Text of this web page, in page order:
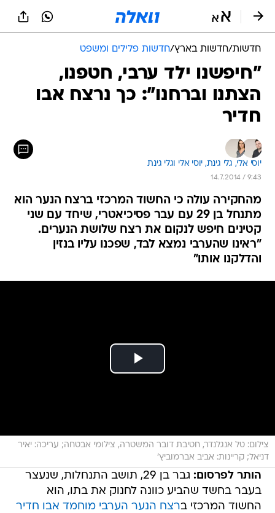
חדשות/חדשות בארץ/חדשות פלילים ומשפט
"חיפשנו ילד ערבי, חטפנו,
הצתנו וברחנו": כך נרצח אבו
חדיר
יוסי אלי, גלי גינת, יוסי אלי וגלי גינת
14.7.2014 / 9:43
מהחקירה עולה כי החשוד המרכזי ברצח הנער הוא
מתנחל בן 29 עם עבר פסיכיאטרי, שיחד עם שני
קטינים חיפש לנקום את רצח שלושת הנערים.
"ראינו שהערבי נמצא לבד, שפכנו עליו בנזין
והדלקנו אותו"
צילום: טל אנגלנדר, חטיבת דובר המשטרה, צילומי אבטחה; עריכה: יאיר
דניאל; קריינות: אביב אברמוביץ'
הותר לפרסום:
גבר בן 29, תושב התנחלות, שנעצר
בעבר בחשד שהביע כוונה לחנוק את בתו, הוא
החשוד המרכזי ברצח הנער הערבי מוחמד אבו חדיר